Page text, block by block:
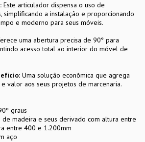
Este articulador dispensa o uso de
simplificando a instalação e proporcionando
e moderno para seus móveis.
uma abertura precisa de 90° para
acesso total ao interior do móvel de
Uma solução econômica que agrega
valor aos seus projetos de marcenaria.
graus
de madeira e seus derivado com altura entre
entre 400 e 1.200mm
aço